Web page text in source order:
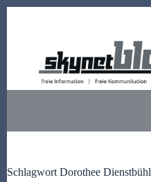
Schlagwort Dorothee Dienstbühl